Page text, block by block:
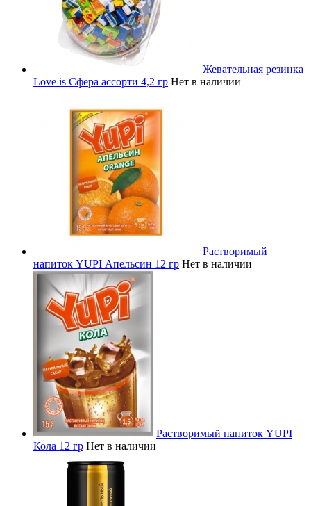
Жевательная резинка
Love is Сфера ассорти 4,2 гр Нет в наличии
Растворимый
напиток YUPI Апельсин 12 гр Нет в наличии
Растворимый напиток YUPI
Кола 12 гр Нет в наличии